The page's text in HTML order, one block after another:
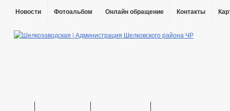
Новости Фотоальбом Онлайн обращение Контакты